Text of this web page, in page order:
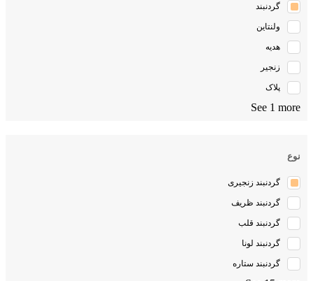
ولنتاین
هدیه
زنجیر
پلاک
See 1 more
گردنبند ظریف
گردنبند قلب
گردنبند لونا
گردنبند ستاره
See 15 more